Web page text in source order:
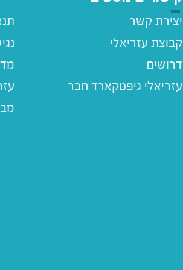
יצירת קשר
קבוצת עזריאלי
דרושים